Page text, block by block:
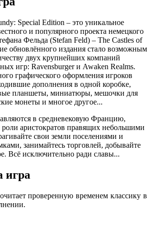
Special Edition – это уникальное
и популярного проекта немецкого
Фельда (Stefan Feld) – The Castles of
обновлённого издания стало возможным
двух крупнейших компаний
игр: Ravensburger и Awaken Realms.
графического оформления игроков
дополнения в одной коробке,
планшеты, миниатюры, мешочки для
монеты и многое другое...
в средневековую Францию,
аристократов правящих небольшими
свои земли поселениями и
занимайтесь торговлей, добывайте
Всё исключительно ради славы...
игра
проверенную временем классику в